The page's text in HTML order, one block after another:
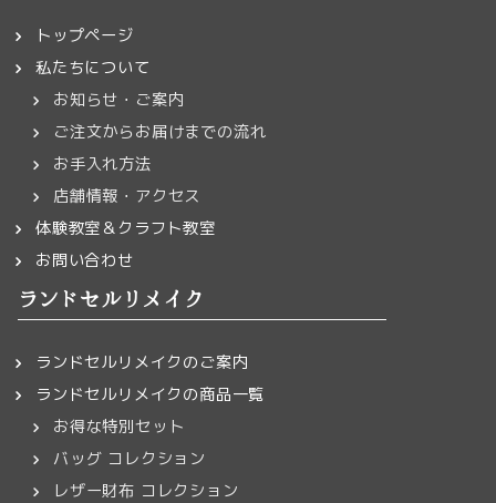
トップページ
私たちについて
お知らせ・ご案内
ご注文からお届けまでの流れ
お手入れ方法
店舗情報・アクセス
体験教室＆クラフト教室
お問い合わせ
ランドセルリメイク
ランドセルリメイクのご案内
ランドセルリメイクの商品一覧
お得な特別セット
バッグ コレクション
レザー財布 コレクション